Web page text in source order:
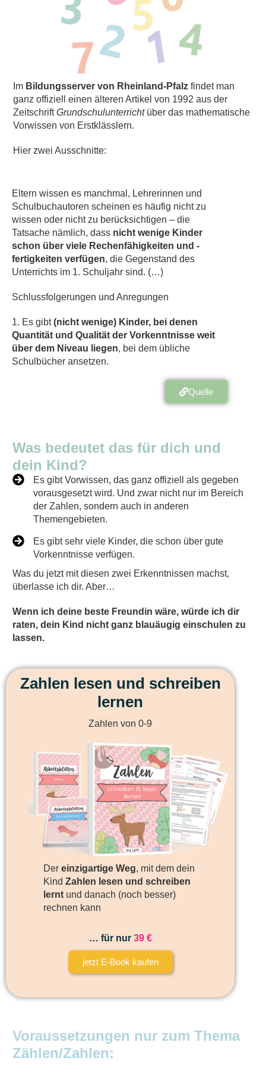
Im Bildungsserver von Rheinland-Pfalz findet man
ganz offiziell einen älteren Artikel von 1992 aus der
ZeitschriftGrundschulunterricht über das mathematische
Vorwissen von Erstklässlern.
Hier zwei Ausschnitte:
Eltern wissen es manchmal, Lehrerinnen und
Schulbuchautoren scheinen es häufig nicht zu
wissen oder nicht zu berücksichtigen – die
Tatsache nämlich, dass nicht wenige Kinder
schon über viele Rechenfähigkeiten und -
fertigkeiten verfügen, die Gegenstand des
Unterrichts im 1. Schuljahr sind. (…)
Schlussfolgerungen und Anregungen
1. Es gibt(nicht wenige) Kinder, bei denen
Quantität und Qualität der Vorkenntnisse weit
über dem Niveau liegen, bei dem übliche
Schulbücher ansetzen.
Quelle
Was bedeutet das für dich und
dein Kind?
Es gibt Vorwissen, das ganz offiziell als gegeben
vorausgesetzt wird. Und zwar nicht nur im Bereich
der Zahlen, sondern auch in anderen
Themengebieten.
Es gibt sehr viele Kinder, die schon über gute
Vorkenntnisse verfügen.
Was du jetzt mit diesen zwei Erkenntnissen machst,
überlasse ich dir. Aber…
Wenn ich deine beste Freundin wäre, würde ich dir
raten, dein Kind nicht ganz blauäugig einschulen zu
lassen.
Zahlen lesen und schreiben
lernen
Zahlen von 0-9
Der einzigartige Weg, mit dem dein
Kind Zahlen lesen und schreiben
lerntund danach (noch besser)
rechnen kann
… für nur 39 €
jetzt E-Book kaufen
Voraussetzungen nur zum Thema
Zählen/Zahlen: